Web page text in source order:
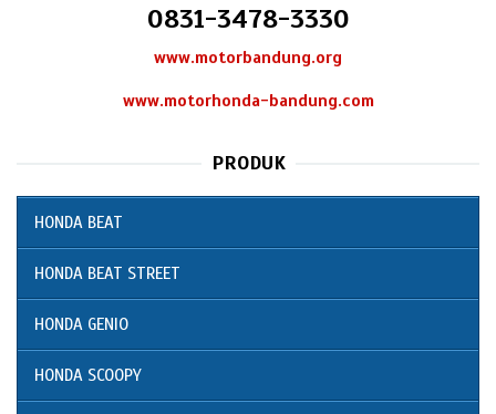
0831-3478-3330
www.motorbandung.org
www.motorhonda-bandung.com
PRODUK
HONDA BEAT
HONDA BEAT STREET
HONDA GENIO
HONDA SCOOPY